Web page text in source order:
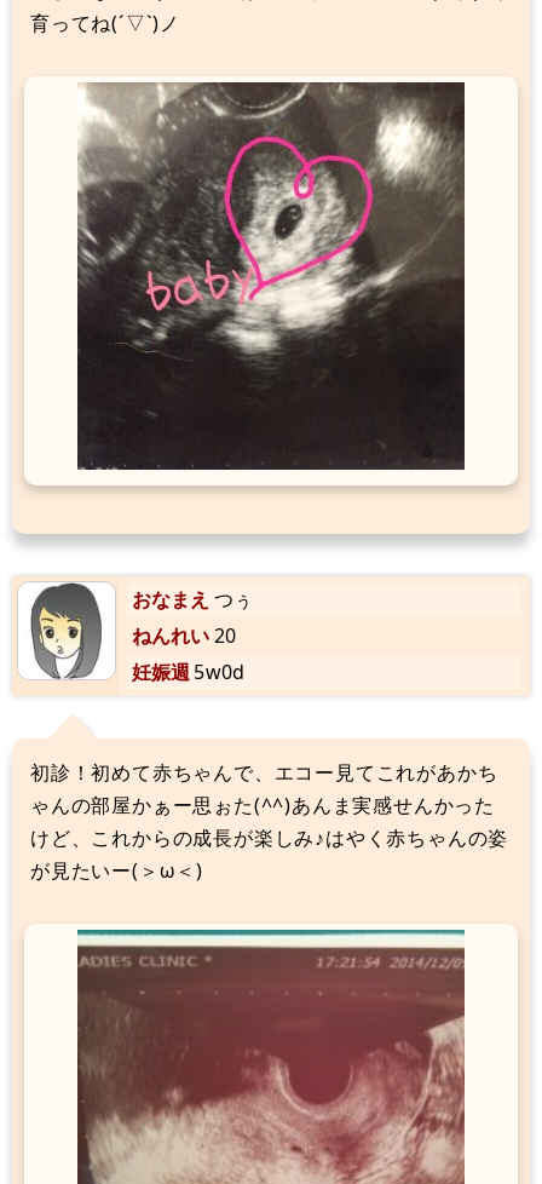
育ってね(´▽`)ノ
おなまえ つぅ
ねんれい20
妊娠週5w0d
初診！初めて赤ちゃんで、エコー見てこれがあかち
ゃんの部屋かぁー思ぉた(^^)あんま実感せんかった
けど、これからの成長が楽しみ♪はやく赤ちゃんの姿
が見たいー(＞ω＜)